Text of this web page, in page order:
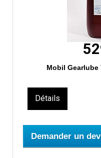
Mobil Gearlube
Détails
Demander un